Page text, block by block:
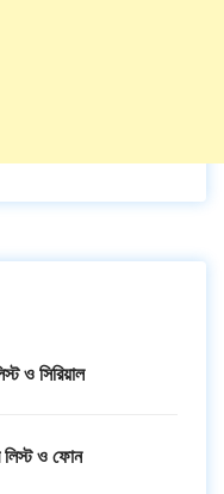
ও সিরিয়াল
লিস্ট ও ফোন